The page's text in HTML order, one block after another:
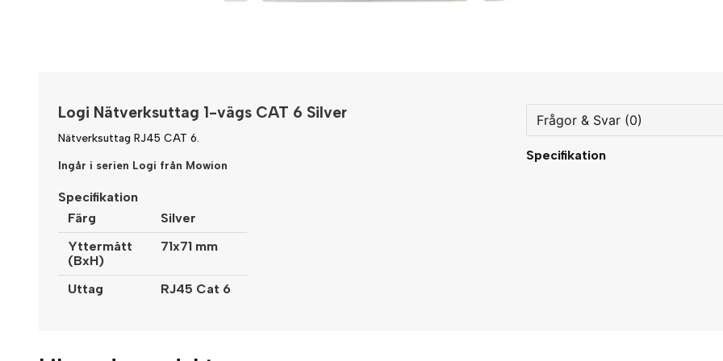
Logi Nätverksuttag 1-vägs CAT 6 Silver
Nätverksuttag RJ45 CAT 6.
Ingår i serien Logi från Mowion
Specifikation
Färg
Silver
Yttermått
(BxH)
71x71 mm
Uttag RJ45 Cat 6
Frågor & Svar (0)
question
Specifikation